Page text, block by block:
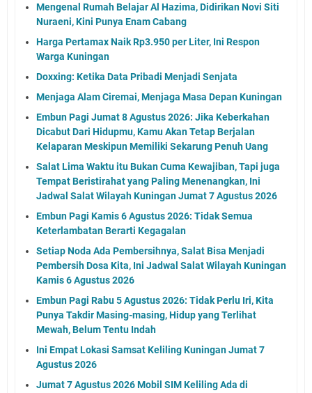
Mengenal Rumah Belajar Al Hazima, Didirikan Novi Siti
Nuraeni, Kini Punya Enam Cabang
Harga Pertamax Naik Rp3.950 per Liter, Ini Respon
Warga Kuningan
Doxxing: Ketika Data Pribadi Menjadi Senjata
Menjaga Alam Ciremai, Menjaga Masa Depan Kuningan
Embun Pagi Jumat 8 Agustus 2026: Jika Keberkahan
Dicabut Dari Hidupmu, Kamu Akan Tetap Berjalan
Kelaparan Meskipun Memiliki Sekarung Penuh Uang
Salat Lima Waktu itu Bukan Cuma Kewajiban, Tapi juga
Tempat Beristirahat yang Paling Menenangkan, Ini
Jadwal Salat Wilayah Kuningan Jumat 7 Agustus 2026
Embun Pagi Kamis 6 Agustus 2026: Tidak Semua
Keterlambatan Berarti Kegagalan
Setiap Noda Ada Pembersihnya, Salat Bisa Menjadi
Pembersih Dosa Kita, Ini Jadwal Salat Wilayah Kuningan
Kamis 6 Agustus 2026
Embun Pagi Rabu 5 Agustus 2026: Tidak Perlu Iri, Kita
Punya Takdir Masing-masing, Hidup yang Terlihat
Mewah, Belum Tentu Indah
Ini Empat Lokasi Samsat Keliling Kuningan Jumat 7
Agustus 2026
Jumat 7 Agustus 2026 Mobil SIM Keliling Ada di